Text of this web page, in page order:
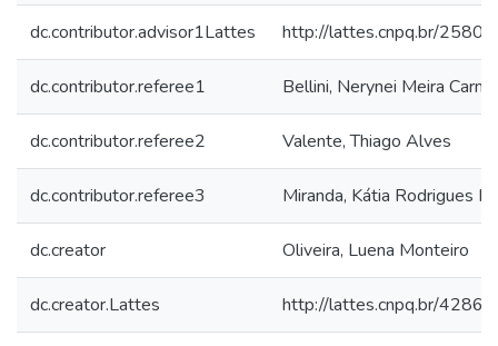
dc.contributor.advisor1Lattes http://lattes.cnpq.br/
dc.contributor.referee1 Bellini, Nerynei Meira
dc.contributor.referee2 Valente, Thiago Alves
dc.contributor.referee3 Miranda, Kátia Rodrigues
dc.creator Oliveira, Luena Monteiro
dc.creator.Lattes http://lattes.cnpq.br/